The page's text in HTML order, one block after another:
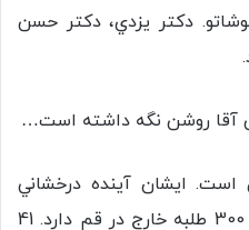
دكتر يزدي، دكتر حسن
آقا روشن نگه داشته است…
ایشان آينده درخشاني
دارد. او اصول تدريس مي‌كند و 300 طلبه خارج در قم دارد. 41